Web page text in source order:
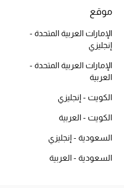
هدايا حسب المناسبة
هدايا حسب الفئة
النساء
الرجال
المستلزمات المنزلية
موقع
الإمارات العربية المتحدة -
إنجليزي
الإمارات العربية المتحدة -
العربية
الكويت - إنجليزي
الكويت - العربية
السعودية - إنجليزي
السعودية - العربية